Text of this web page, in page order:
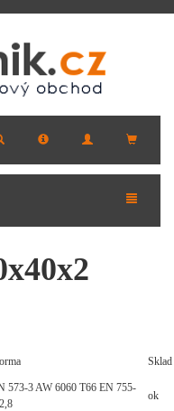
Sklad
573-3 AW 6060 T66 EN 755-
ok